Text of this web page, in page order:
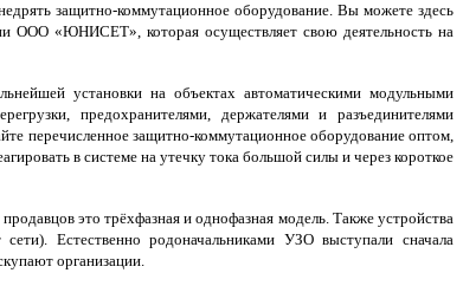
защитно-коммутационное оборудование. Вы можете здесь
ООО «ЮНИСЕТ», которая осуществляет свою деятельность на
установки на объектах автоматическими модульными
предохранителями, держателями и разъединителями
перечисленное защитно-коммутационное оборудование оптом,
в системе на утечку тока большой силы и через короткое
это трёхфазная и однофазная модель. Также устройства
Естественно родоначальниками УЗО выступали сначала
организации.